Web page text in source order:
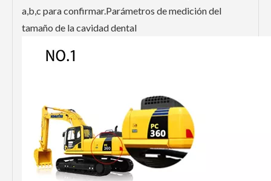
a,b,c para confirmar.Parámetros de medición del
tamaño de la cavidad dental